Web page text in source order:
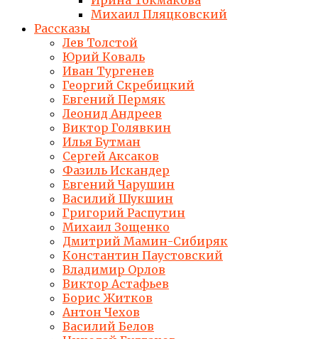
Михаил Пляцковский
Рассказы
Лев Толстой
Юрий Коваль
Иван Тургенев
Георгий Скребицкий
Евгений Пермяк
Леонид Андреев
Виктор Голявкин
Илья Бутман
Сергей Аксаков
Фазиль Искандер
Евгений Чарушин
Василий Шукшин
Григорий Распутин
Михаил Зощенко
Дмитрий Мамин-Сибиряк
Константин Паустовский
Владимир Орлов
Виктор Астафьев
Борис Житков
Антон Чехов
Василий Белов